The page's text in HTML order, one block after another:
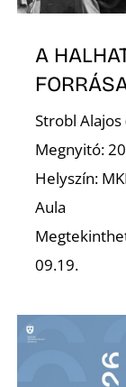
A
Strobl
Megnyitó:
Helyszín:
Aula
09.19.